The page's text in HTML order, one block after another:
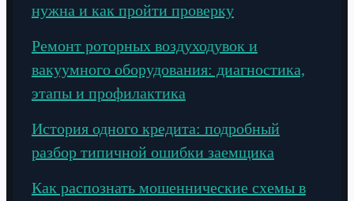
нужна и как пройти проверку
Ремонт роторных воздуходувок и
вакуумного оборудования: диагностика,
этапы и профилактика
История одного кредита: подробный
разбор типичной ошибки заемщика
Как распознать мошеннические схемы в